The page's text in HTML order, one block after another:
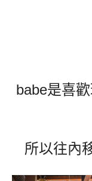
babe是喜
所以往內